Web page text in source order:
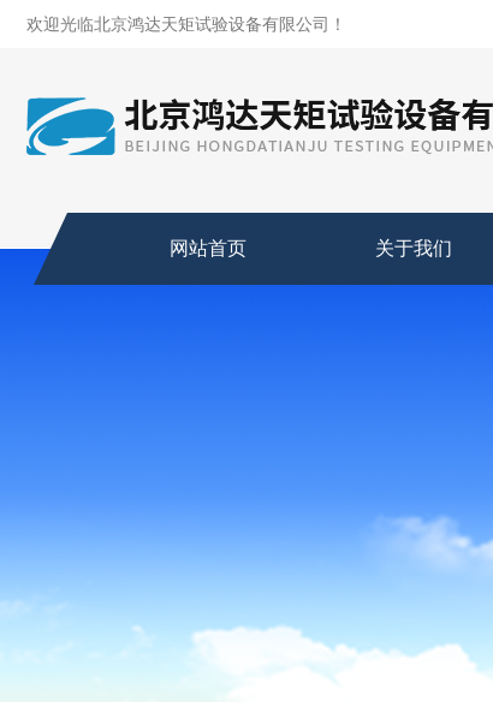
欢迎光临北京鸿达天矩试验设备有限公司！
网站首页 关于我们